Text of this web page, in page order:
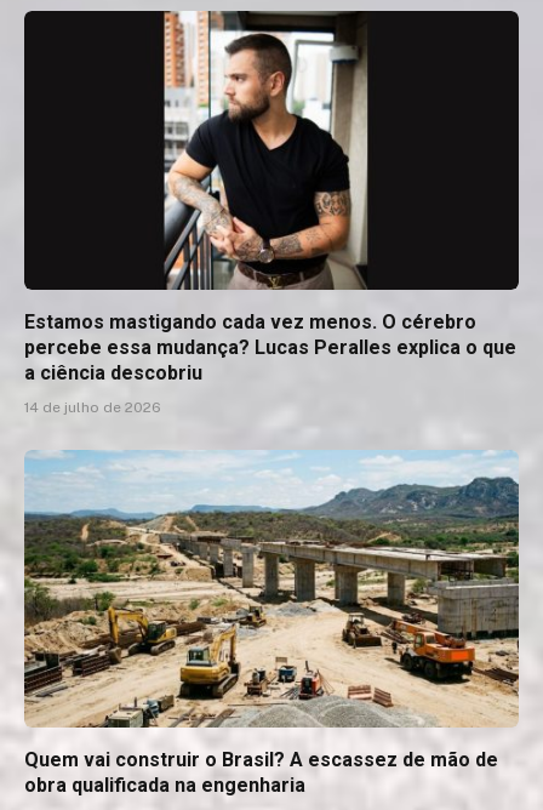
Estamos mastigando cada vez menos. O cérebro
percebe essa mudança? Lucas Peralles explica o que
a ciência descobriu
14 de julho de 2026
Quem vai construir o Brasil? A escassez de mão de
obra qualificada na engenharia